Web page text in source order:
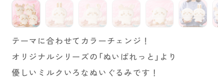
テーマに合わせてカラーチェンジ！
オリジナルシリーズの「ぬいぱれっと」より
優しいミルクいろなぬいぐるみです！